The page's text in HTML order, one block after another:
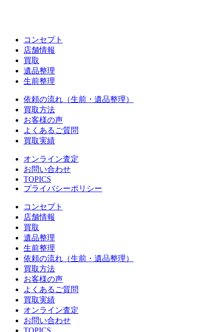
コンセプト
店舗情報
買取
遺品整理
生前整理
依頼の流れ（生前・遺品整理）
買取方法
お客様の声
よくあるご質問
買取実績
オンライン査定
お問い合わせ
TOPICS
プライバシーポリシー
コンセプト
店舗情報
買取
遺品整理
生前整理
依頼の流れ（生前・遺品整理）
買取方法
お客様の声
よくあるご質問
買取実績
オンライン査定
お問い合わせ
TOPICS